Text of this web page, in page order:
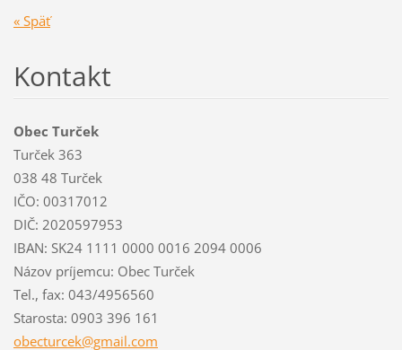
« Späť
Kontakt
Obec Turček
Turček 363
038 48 Turček
IČO: 00317012
DIČ: 2020597953
IBAN: SK24 1111 0000 0016 2094 0006
Názov príjemcu: Obec Turček
Tel., fax: 043/4956560
Starosta: 0903 396 161
obecturcek@gmail.com